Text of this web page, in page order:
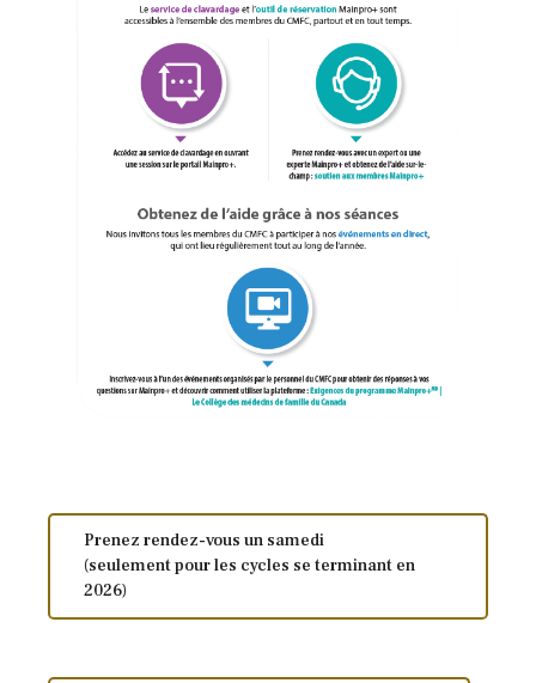
Prenez rendez-vous un samedi
(seulement pour les cycles se terminant en
2026)